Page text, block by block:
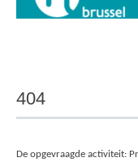
404
De opgevraagde activiteit: